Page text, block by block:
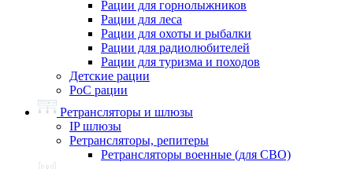
Рации для горнолыжников
Рации для леса
Рации для охоты и рыбалки
Рации для радиолюбителей
Рации для туризма и походов
Детские рации
PoC рации
Ретрансляторы и шлюзы
IP шлюзы
Ретрансляторы, репитеры
Ретрансляторы военные (для СВО)